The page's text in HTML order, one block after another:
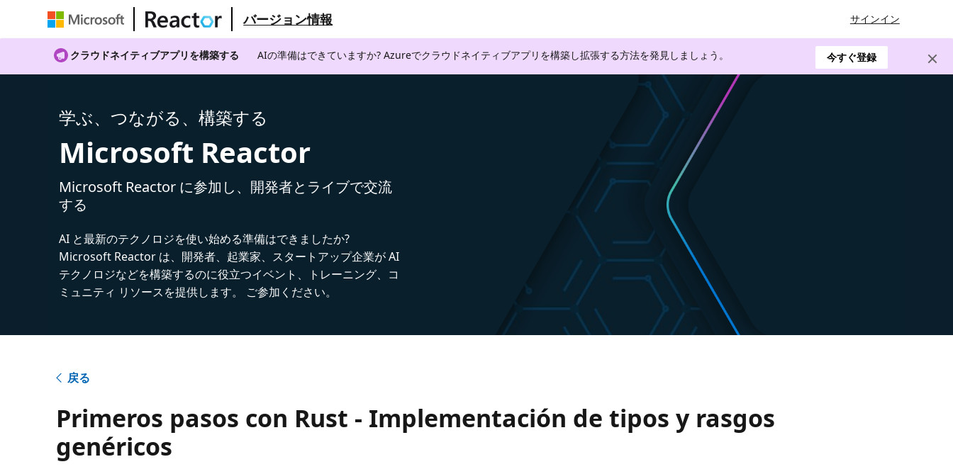
バージョン情報 サインイン
クラウドネイティブアプリを構築する AIの準備はできていますか? Azureでクラウドネイティブアプリを構築し拡張する方法を発見しましょう。 今すぐ登録
学ぶ、つながる、構築する
Microsoft Reactor
Microsoft Reactor に参加し、開発者とライブで交流
する
AI と最新のテクノロジを使い始める準備はできましたか?
Microsoft Reactor は、開発者、起業家、スタートアップ企業が AI
テクノロジなどを構築するのに役立つイベント、トレーニング、コ
ミュニティ リソースを提供します。 ご参加ください。
戻る
Primeros pasos con Rust - Implementación de tipos y rasgos
genéricos